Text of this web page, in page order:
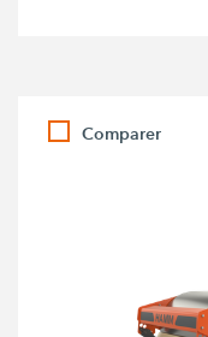
Comparer